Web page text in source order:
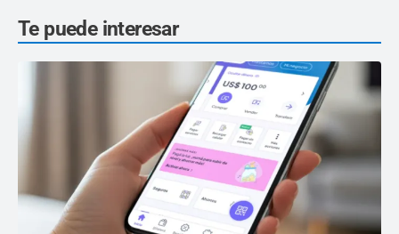
Te puede interesar